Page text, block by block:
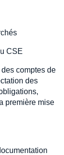
CSE
comptes de
des
première mise